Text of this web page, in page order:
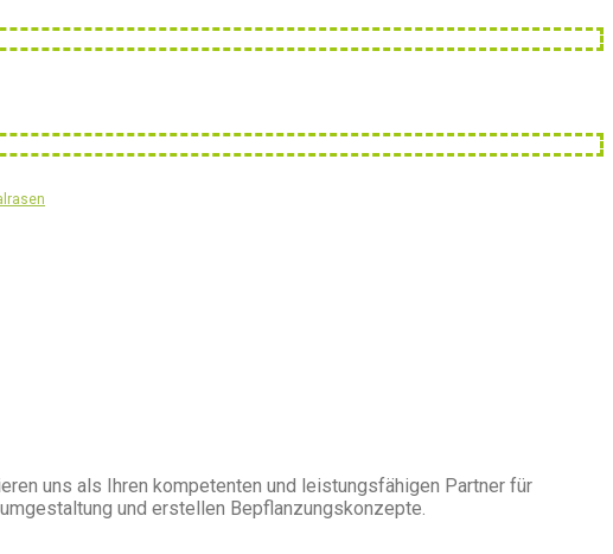
uns als Ihren kompetenten und leistungsfähigen Partner für
und erstellen Bepflanzungskonzepte.